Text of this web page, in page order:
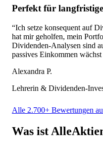
Perfekt für
“Ich setze konsequent auf
hat mir geholfen, mein
Dividenden-Analysen sind
passives Einkommen wächst
Alexandra P.
Lehrerin & Dividenden-
Alle 2.700+ Bewertungen
Was ist